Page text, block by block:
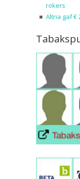
rokers
Altria gaf €